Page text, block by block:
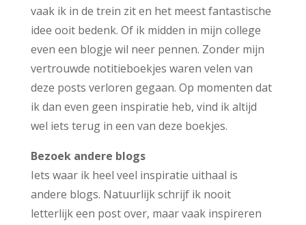
vaak ik in de trein zit en het meest fantastische
idee ooit bedenk. Of ik midden in mijn college
even een blogje wil neer pennen. Zonder mijn
vertrouwde notitieboekjes waren velen van
deze posts verloren gegaan. Op momenten dat
ik dan even geen inspiratie heb, vind ik altijd
wel iets terug in een van deze boekjes.
Bezoek andere blogs
Iets waar ik heel veel inspiratie uithaal is
andere blogs. Natuurlijk schrijf ik nooit
letterlijk een post over, maar vaak inspireren